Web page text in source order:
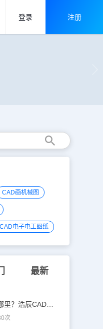
登录 注册
CAD画机械图
CAD电子电工图纸
最新
次